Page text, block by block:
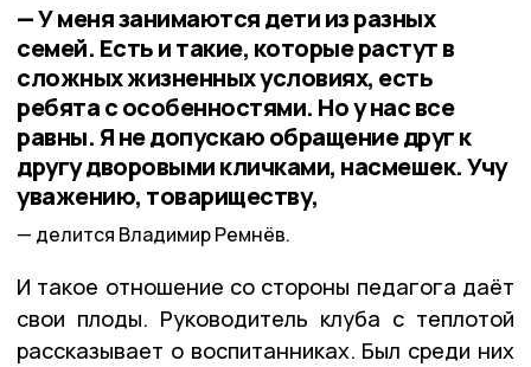
— У меня занимаются дети из разных
семей. Есть и такие, которые растут в
сложных жизненных условиях, есть
ребята с особенностями. Но у нас все
равны. Я не допускаю обращение друг к
другу дворовыми кличками, насмешек. Учу
уважению, товариществу,
делится Владимир Ремнёв.
И такое отношение со стороны педагога даёт
свои плоды. Руководитель клуба с теплотой
рассказывает о воспитанниках. Был среди них